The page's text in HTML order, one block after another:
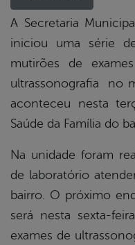
A Secretaria
iniciou uma série
mutirões de
ultrassonografia no
aconteceu nesta
Saúde da Família do
Na unidade foram
de laboratório
bairro. O próximo
será nesta sexta-
exames de